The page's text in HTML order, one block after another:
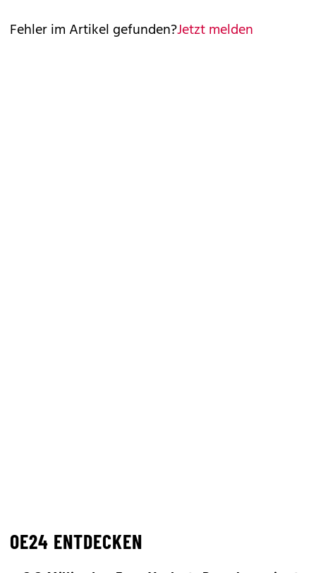
Fehler im Artikel gefunden?Jetzt melden
OE24 ENTDECKEN